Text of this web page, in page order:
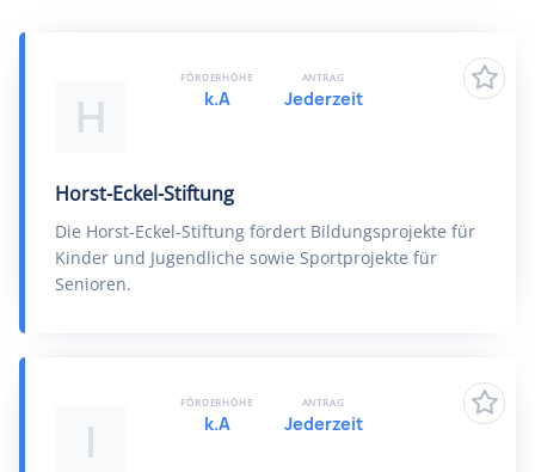
H
Horst-Eckel-Stiftung
Die Horst-Eckel-Stiftung fördert Bildungsprojekte für
Kinder und Jugendliche sowie Sportprojekte für
Senioren.
FÖRDERHÖHE
k.A
ANTRAG
Jederzeit
I
FÖRDERHÖHE
k.A
ANTRAG
Jederzeit